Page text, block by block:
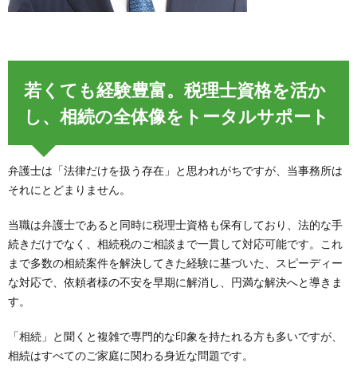
若くても経験豊富。税理士資格を活か
し、相続の全体像をトータルサポート
弁護士は「法律だけを扱う存在」と思われがちですが、当事務所は
それにとどまりません。
当職は弁護士であると同時に税理士資格も保有しており、法的な手
続きだけでなく、相続税のご相談まで一貫して対応可能です。これ
まで多数の相続案件を解決してきた経験に基づいた、スピーディー
な対応で、依頼者様の不安を早期に解消し、円満な解決へと導きま
す。
「相続」と聞くと複雑で専門的な印象を持たれる方も多いですが、
相続はすべてのご家庭に関わる身近な問題です。